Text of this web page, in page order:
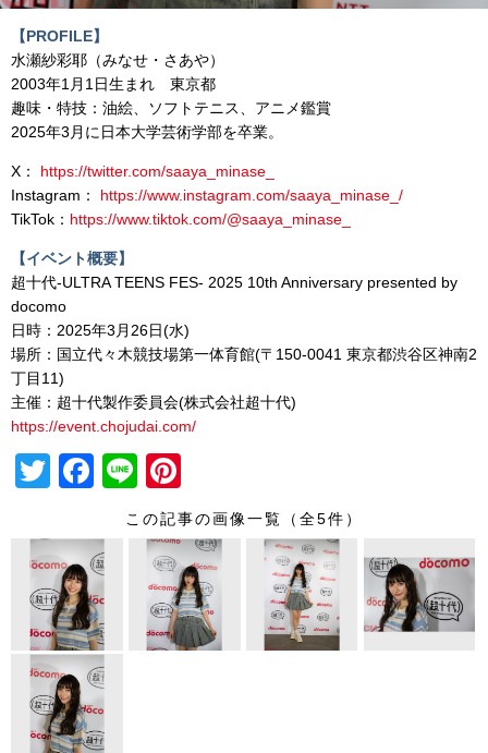
【PROFILE】
水瀬紗彩耶（みなせ・さあや）
2003年1月1日生まれ 東京都
趣味・特技：油絵、ソフトテニス、アニメ鑑賞
2025年3月に日本大学芸術学部を卒業。
X：
https://twitter.com/saaya_minase_
Instagram： https://www.instagram.com/saaya_minase_/
TikTok： https://www.tiktok.com/@saaya_minase_
【イベント概要】
超⼗代-ULTRA TEENS FES- 2025 10th Anniversary presented by
docomo
日時：2025年3⽉26⽇(⽔)
場所：国⽴代々⽊競技場第⼀体育館(〒150-0041 東京都渋⾕区神南2
丁⽬11)
主催：超⼗代製作委員会(株式会社超⼗代)
https://event.chojudai.com/
T
tt
er
F
c
e
b
o
o
k
Li
n
e
nt
er
e
st
この記事の画像一覧（全5件）